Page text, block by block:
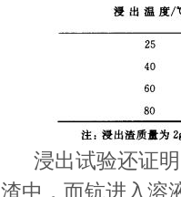
浸出试验还证明
渣中，而钪进入溶